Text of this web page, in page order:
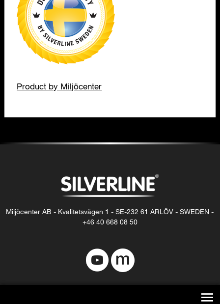
Product by Miljöcenter
Miljöcenter AB - Kvalitetsvägen 1 - SE-232 61 ARLÖV - SWEDEN -
+46 40 668 08 50